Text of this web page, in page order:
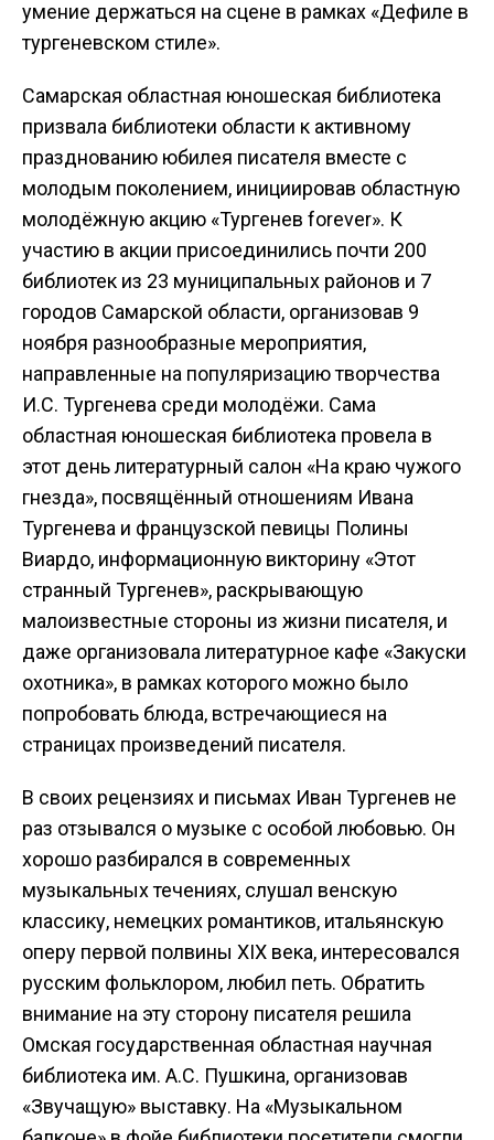
умение держаться на сцене в рамках «Дефиле в
тургеневском стиле».
Самарская областная юношеская библиотека
призвала библиотеки области к активному
празднованию юбилея писателя вместе с
молодым поколением, инициировав областную
молодёжную акцию «Тургенев forever». К
участию в акции присоединились почти 200
библиотек из 23 муниципальных районов и 7
городов Самарской области, организовав 9
ноября разнообразные мероприятия,
направленные на популяризацию творчества
И.С. Тургенева среди молодёжи. Сама
областная юношеская библиотека провела в
этот день литературный салон «На краю чужого
гнезда», посвящённый отношениям Ивана
Тургенева и французской певицы Полины
Виардо, информационную викторину «Этот
странный Тургенев», раскрывающую
малоизвестные стороны из жизни писателя, и
даже организовала литературное кафе «Закуски
охотника», в рамках которого можно было
попробовать блюда, встречающиеся на
страницах произведений писателя.
В своих рецензиях и письмах Иван Тургенев не
раз отзывался о музыке с особой любовью. Он
хорошо разбирался в современных
музыкальных течениях, слушал венскую
классику, немецких романтиков, итальянскую
оперу первой полвины XIX века, интересовался
русским фольклором, любил петь. Обратить
внимание на эту сторону писателя решила
Омская государственная областная научная
библиотека им. А.С. Пушкина, организовав
«Звучащую» выставку. На «Музыкальном